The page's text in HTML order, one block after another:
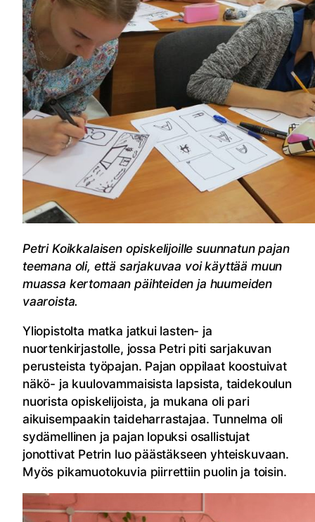
Petri Koikkalaisen opiskelijoille suunnatun pajan
teemana oli, että sarjakuvaa voi käyttää muun
muassa kertomaan päihteiden ja huumeiden
vaaroista.
Yliopistolta matka jatkui lasten- ja
nuortenkirjastolle, jossa Petri piti sarjakuvan
perusteista työpajan. Pajan oppilaat koostuivat
näkö- ja kuulovammaisista lapsista, taidekoulun
nuorista opiskelijoista, ja mukana oli pari
aikuisempaakin taideharrastajaa. Tunnelma oli
sydämellinen ja pajan lopuksi osallistujat
jonottivat Petrin luo päästäkseen yhteiskuvaan.
Myös pikamuotokuvia piirrettiin puolin ja toisin.